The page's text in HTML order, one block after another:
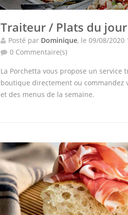
Traiteur / Plats du jour
Posté par Dominique, le 09/08/2020
0 Commentaire(s)
La Porchetta vous propose un service
boutique directement ou commandez
et des menus de la semaine.